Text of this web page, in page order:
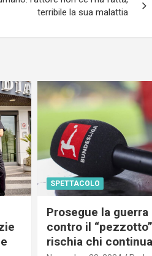
terribile la sua malattia
SPETTACOLO
Prosegue la guerra
contro il
rischia chi